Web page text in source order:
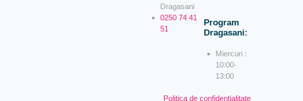
Dragasani
0250 74 41
51
Program
Dragasani:
Miercuri :
10:00-
13:00
Politica de confidentialitate